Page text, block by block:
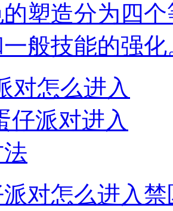
塑造分为四
般技能的强化
派对怎么进入